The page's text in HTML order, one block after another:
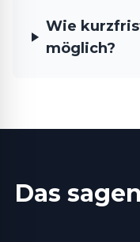
Wie
möglich?
Das